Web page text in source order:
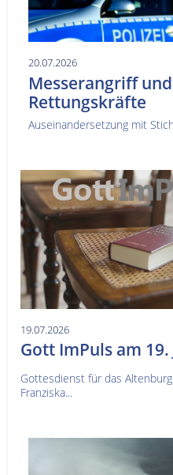
20.07.2026
Messerangriff
Rettungskräfte
Auseinandersetzung mit
19.07.2026
Gott ImPuls am 19.
Gottesdienst für das
Franziska...